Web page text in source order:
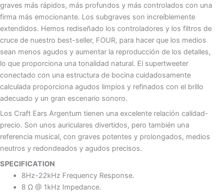
graves más rápidos, más profundos y más controlados con una
firma más emocionante. Los subgraves son increíblemente
extendidos. Hemos rediseñado los controladores y los filtros de
cruce de nuestro best-seller, FOUR, para hacer que los medios
sean menos agudos y aumentar la reproducción de los detalles,
lo que proporciona una tonalidad natural. El supertweeter
conectado con una estructura de bocina cuidadosamente
calculada proporciona agudos limpios y refinados con el brillo
adecuado y un gran escenario sonoro.
Los Craft Ears Argentum tienen una excelente relación calidad-
precio. Son unos auriculares divertidos, pero también una
referencia musical, con graves potentes y prolongados, medios
neutros y redondeados y agudos precisos.
SPECIFICATION
8Hz-22kHz Frequency Response.
8 Ω @ 1kHz Impedance.